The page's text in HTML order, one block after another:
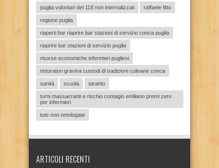
puglia volontari del 118 non internalizzati raffaele fitto
regione puglia
riaperti bar riaprire bar stazioni di servizio conca puglia
riaprire bar stazioni di servizio puglia
risorse economiche infermieri pugliesi
ristoratori gravina custodi di tradizioni culinarie conca
sanità scuola taranto
turni massacranti e rischio contagio emiliano premi zero
per infermieri
tute non omologate
ARTICOLI RECENTI